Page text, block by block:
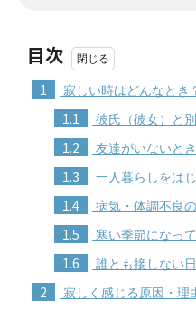
目次
1 寂しい時はどんなとき
1.1 彼氏（彼女）と
1.2 友達がいないとき
1.3 一人暮らしをは
1.4 病気・体調不良
1.5 寒い季節になっ
1.6 誰とも接しない
2 寂しく感じる原因・理